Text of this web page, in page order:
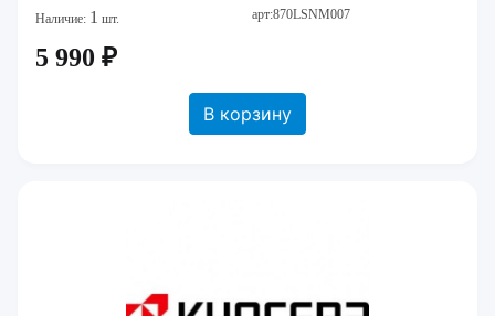
Наличие: 1 шт. арт:870LSNM007
5 990 ₽
В корзину